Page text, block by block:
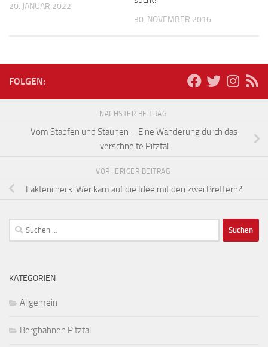
20. JANUAR 2022
30. NOVEMBER 2016
FOLGEN:
NÄCHSTER BEITRAG
Vom Stapfen und Staunen – Eine Wanderung durch das
verschneite Pitztal
VORHERIGER BEITRAG
Faktencheck: Wer kam auf die Idee mit den zwei Brettern?
Suchen
nach:
KATEGORIEN
Allgemein
Bergbahnen Pitztal